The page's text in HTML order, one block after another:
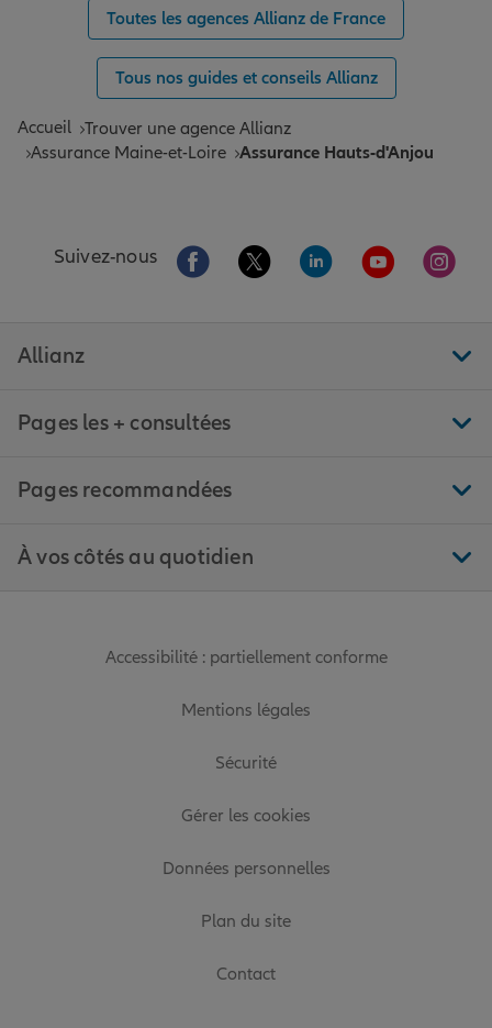
Toutes les agences Allianz de France
Tous nos guides et conseils Allianz
Accueil Trouver une agence Allianz
Assurance Maine-et-Loire Assurance Hauts-d'Anjou
Suivez-nous Aller sur la page Facebook de Allianz
Aller sur la page Twitter de
Aller sur la page
Aller sur la
Aller
Allianz
Pages les + consultées
Pages recommandées
À vos côtés au quotidien
Accessibilité : partiellement conforme
Mentions légales
Sécurité
Gérer les cookies
Données personnelles
Plan du site
Contact